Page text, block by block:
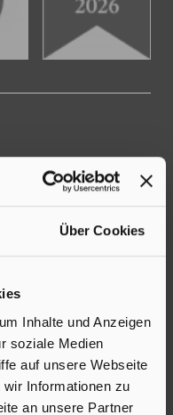
Über Cookies
Inhalte und Anzeigen
soziale Medien
auf unsere Webseite
Informationen zu
an unsere Partner